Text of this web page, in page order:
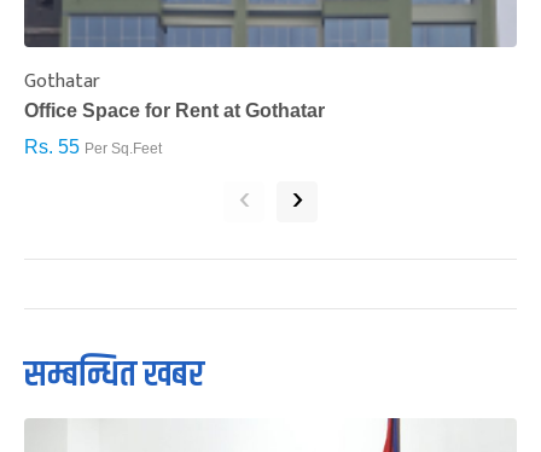
Gothatar
Office Space for Rent at Gothatar
Rs. 55 Per Sq.Feet
‹ ›
सम्बन्धित खबर